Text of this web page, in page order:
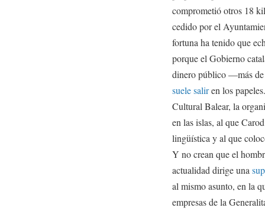
comprometió otros 18
cedido por el
fortuna ha tenido que
porque el Gobierno
dinero público —más
suele saliren los
Cultural Balear, la
en las islas, al que
lingüística y al que
Y no crean que el
actualidad dirige una
al mismo asunto, en la
empresas de la